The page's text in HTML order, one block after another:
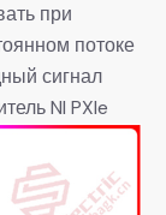
при
потоке
сигнал
NI PXIe